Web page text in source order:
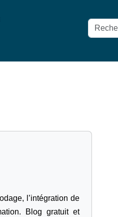
l’intégration de
Blog gratuit et